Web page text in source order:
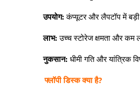
उपयोग:कंप्यूटर और लैपटॉप में
लाभ:उच्च स्टोरेज क्षमता और कम
नुकसान:धीमी गति और यांत्रिक
फ्लॉपी डिस्क क्या है?